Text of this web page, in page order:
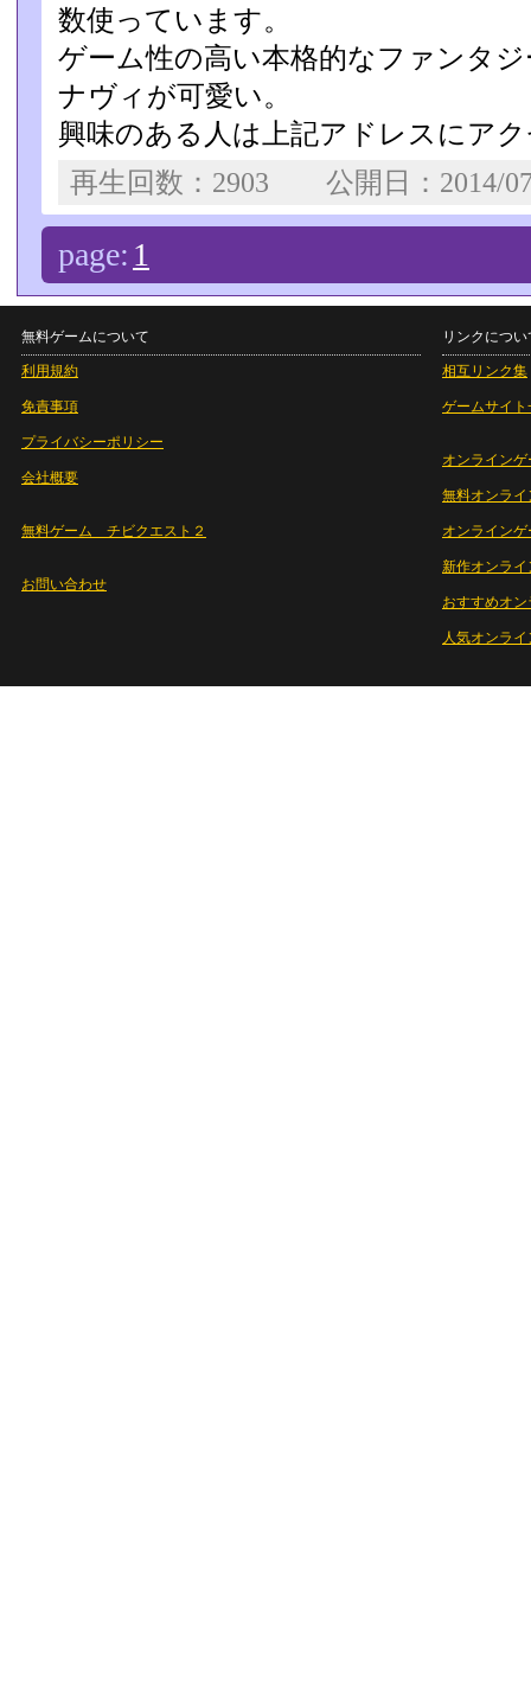
数使っています。
ゲーム性の高い本格的なファンタ
ナヴィが可愛い。
興味のある人は上記アドレスにア
再生回数：2903 公開日：
page: 1
無料ゲームについて
利用規約
免責事項
プライバシーポリシー
会社概要
無料ゲーム チビクエスト２
お問い合わせ
リンクについ
相互リンク集
ゲームサイト
オンラインゲ
無料オンライ
オンライン
新作オンライ
おすすめオ
人気オンラ